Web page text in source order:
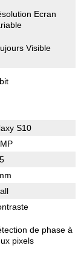
Ecran
Visible
S10
de phase à
pixels